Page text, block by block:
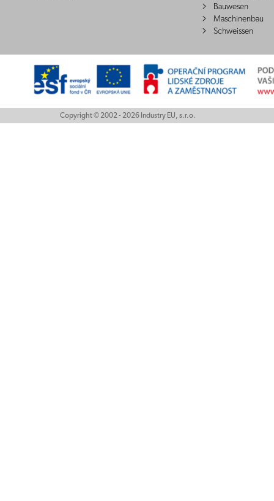
Bauwesen
Maschinenbau
Schweissen
Copyright © 2002 - 2026 Industry EU, s.r.o.